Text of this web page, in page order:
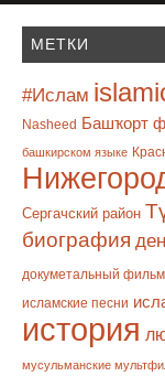
МЕТКИ
#Ислам
Nasheed Башҡорт
башкирском языке
Сергачский район
биография
докуметальный фильм
исламские песни
история
мусульманские